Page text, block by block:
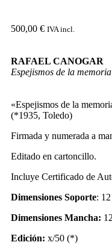
500,00 € IVA incl.
RAFAEL CANOGAR
Espejismos de la
«Espejismos de la
(*1935, Toledo)
Firmada y numerada a
Editado en cartoncillo.
Incluye Certificado de
Dimensiones Soporte:
Dimensiones Mancha:
Edición: x/50 (*)